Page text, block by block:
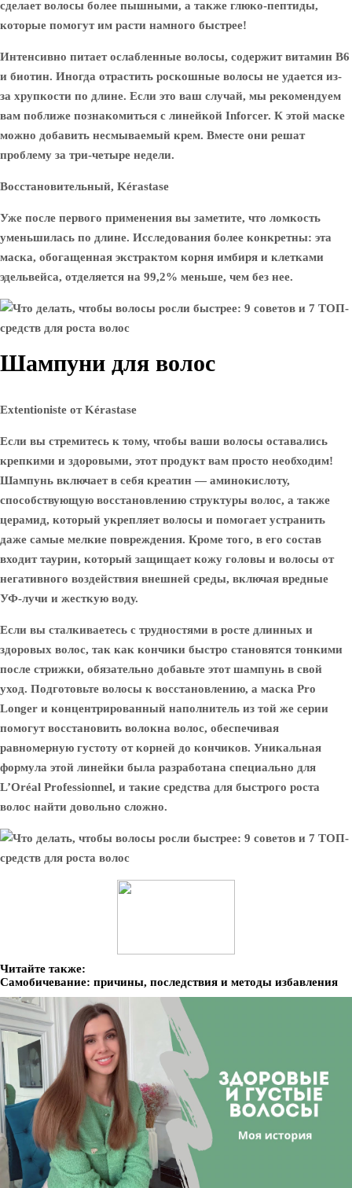
сделает волосы более пышными, а также глюко-пептиды,
которые помогут им расти намного быстрее!
Интенсивно питает ослабленные волосы, содержит витамин B6
и биотин. Иногда отрастить роскошные волосы не удается из-
за хрупкости по длине. Если это ваш случай, мы рекомендуем
вам поближе познакомиться с линейкой Inforcer. К этой маске
можно добавить несмываемый крем. Вместе они решат
проблему за три-четыре недели.
Восстановительный, Kérastase
Уже после первого применения вы заметите, что ломкость
уменьшилась по длине. Исследования более конкретны: эта
маска, обогащенная экстрактом корня имбиря и клетками
эдельвейса, отделяется на 99,2% меньше, чем без нее.
Шампуни для волос
Extentioniste от Kérastase
Если вы стремитесь к тому, чтобы ваши волосы оставались
крепкими и здоровыми, этот продукт вам просто необходим!
Шампунь включает в себя креатин — аминокислоту,
способствующую восстановлению структуры волос, а также
церамид, который укрепляет волосы и помогает устранить
даже самые мелкие повреждения. Кроме того, в его состав
входит таурин, который защищает кожу головы и волосы от
негативного воздействия внешней среды, включая вредные
УФ-лучи и жесткую воду.
Если вы сталкиваетесь с трудностями в росте длинных и
здоровых волос, так как кончики быстро становятся тонкими
после стрижки, обязательно добавьте этот шампунь в свой
уход. Подготовьте волосы к восстановлению, а маска Pro
Longer и концентрированный наполнитель из той же серии
помогут восстановить волокна волос, обеспечивая
равномерную густоту от корней до кончиков. Уникальная
формула этой линейки была разработана специально для
L’Oréal Professionnel, и такие средства для быстрого роста
волос найти довольно сложно.
Читайте также:
Самобичевание: причины, последствия и методы избавления